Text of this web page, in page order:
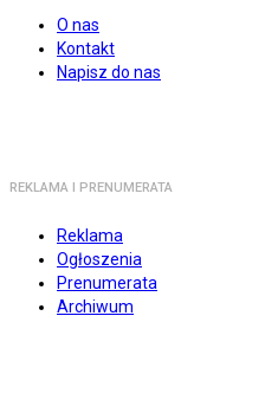
O nas
Kontakt
Napisz do nas
REKLAMA I PRENUMERATA
Reklama
Ogłoszenia
Prenumerata
Archiwum